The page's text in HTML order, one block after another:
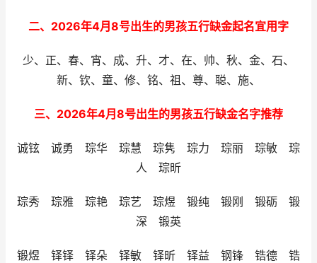
二、2026年4月8号出生的男孩五行缺金起名宜用字
少、正、春、宵、成、升、才、在、帅、秋、金、石、
新、钦、童、修、铭、祖、尊、聪、施、
三、2026年4月8号出生的男孩五行缺金名字推荐
诚铉 诚勇 琮华 琮慧 琮隽 琮力 琮丽 琮敏 琮
人 琮昕
琮秀 琮雅 琮艳 琮艺 琮煜 锻纯 锻刚 锻砺 锻
深 锻英
锻煜 铎铎 铎朵 铎敏 铎昕 铎益 钢锋 锆德 锆